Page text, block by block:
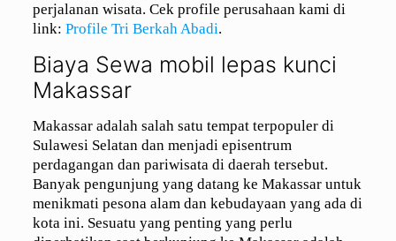
perjalanan wisata. Cek profile perusahaan kami di
link: Profile Tri Berkah Abadi.
Biaya Sewa mobil lepas kunci
Makassar
Makassar adalah salah satu tempat terpopuler di
Sulawesi Selatan dan menjadi episentrum
perdagangan dan pariwisata di daerah tersebut.
Banyak pengunjung yang datang ke Makassar untuk
menikmati pesona alam dan kebudayaan yang ada di
kota ini. Sesuatu yang penting yang perlu